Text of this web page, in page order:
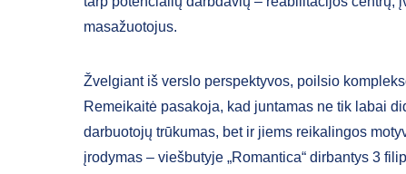
masažuotojus.
Žvelgiant iš verslo perspektyvos, poilsio
Remeikaitė pasakoja, kad juntamas ne tik labai
darbuotojų trūkumas, bet ir jiems reikalingos
įrodymas – viešbutyje „Romantica“ dirbantys 3